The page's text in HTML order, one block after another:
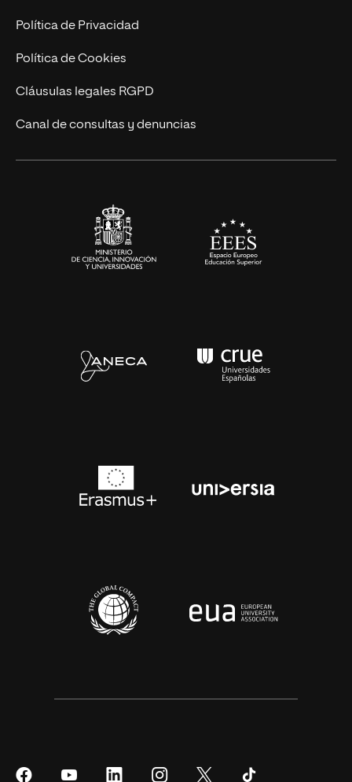
Postgrados
Cursos Universitarios
Trabaja en UNIR
Actualidad
UNIR Revista
Eventos
Política de Privacidad
Política de Cookies
Cláusulas legales RGPD
Canal de consultas y denuncias
SíguenosSíguenos SíguenosSíguenos Síguenos